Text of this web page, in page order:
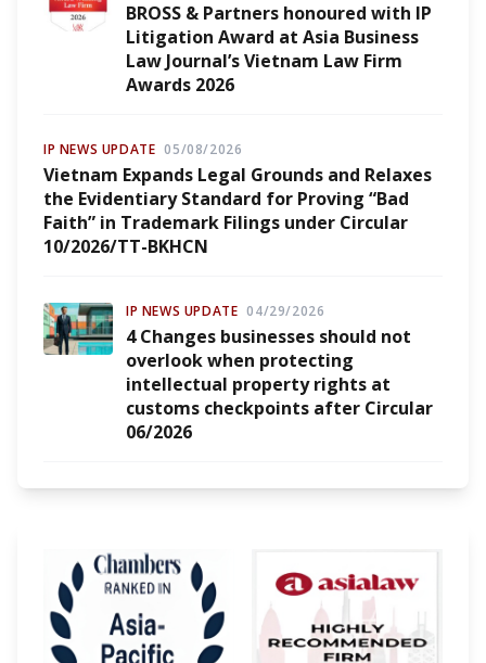
BROSS & Partners honoured with IP
Litigation Award at Asia Business
Law Journal’s Vietnam Law Firm
Awards 2026
IP NEWS UPDATE 05/08/2026
Vietnam Expands Legal Grounds and Relaxes
the Evidentiary Standard for Proving “Bad
Faith” in Trademark Filings under Circular
10/2026/TT-BKHCN
IP NEWS UPDATE 04/29/2026
4 Changes businesses should not
overlook when protecting
intellectual property rights at
customs checkpoints after Circular
06/2026